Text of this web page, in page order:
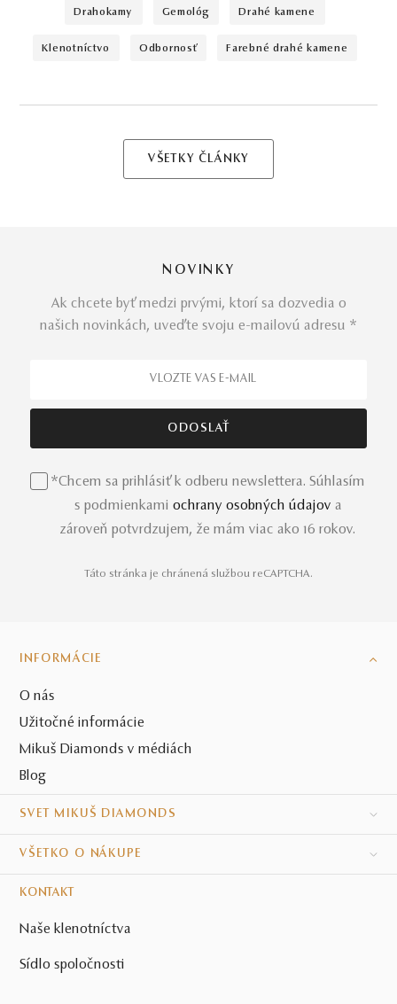
drahokamy gemológ drahé kamene
klenotníctvo odbornosť farebné drahé kamene
VŠETKY ČLÁNKY
NOVINKY
Ak chcete byť medzi prvými, ktorí sa dozvedia o
našich novinkách, uveďte svoju e-mailovú adresu *
*Chcem sa prihlásiť k odberu newslettera. Súhlasím
s podmienkami ochrany osobných údajov a
zároveň potvrdzujem, že mám viac ako 16 rokov.
Táto stránka je chránená službou reCAPTCHA.
INFORMÁCIE
O nás
Užitočné informácie
Mikuš Diamonds v médiách
Blog
SVET MIKUŠ DIAMONDS
VŠETKO O NÁKUPE
KONTAKT
Naše klenotníctva
Sídlo spoločnosti